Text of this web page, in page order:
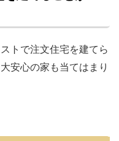
トで注文住宅を建てら
安心の家も当てはまり